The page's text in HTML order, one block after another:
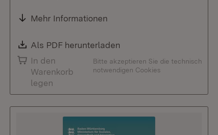
Mehr Informationen
Download:
Als PDF herunterladen
In den
Warenkorb
legen
Bitte akzeptieren Sie die technisch
notwendigen Cookies